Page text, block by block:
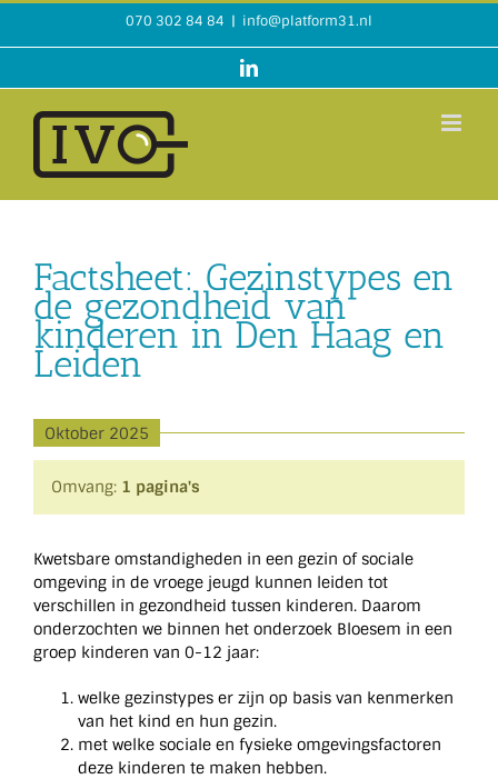
Ga
070 302 84 84 | info@platform31.nl
LinkedIn
Factsheet: Gezinstypes en
de gezondheid van
kinderen in Den Haag en
Leiden
Oktober 2025
Omvang: 1 pagina's
Kwetsbare omstandigheden in een gezin of sociale
omgeving in de vroege jeugd kunnen leiden tot
verschillen in gezondheid tussen kinderen. Daarom
onderzochten we binnen het onderzoek Bloesem in een
groep kinderen van 0-12 jaar:
welke gezinstypes er zijn op basis van kenmerken
van het kind en hun gezin.
met welke sociale en fysieke omgevingsfactoren
deze kinderen te maken hebben.